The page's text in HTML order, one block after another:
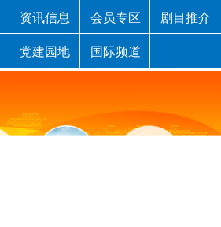
资讯信息 会员专区
剧目推介
党建园地 国际频道